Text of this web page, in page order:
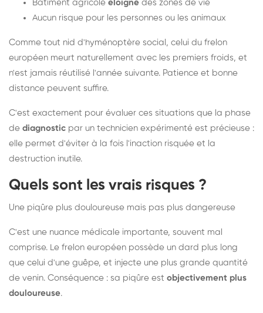
Bâtiment agricole éloigné des zones de vie
Aucun risque pour les personnes ou les animaux
Comme tout nid d'hyménoptère social, celui du frelon
européen meurt naturellement avec les premiers froids, et
n'est jamais réutilisé l'année suivante. Patience et bonne
distance peuvent suffire.
C'est exactement pour évaluer ces situations que la phase
de diagnostic par un technicien expérimenté est précieuse :
elle permet d'éviter à la fois l'inaction risquée et la
destruction inutile.
Quels sont les vrais risques ?
Une piqûre plus douloureuse mais pas plus dangereuse
C'est une nuance médicale importante, souvent mal
comprise. Le frelon européen possède un dard plus long
que celui d'une guêpe, et injecte une plus grande quantité
de venin. Conséquence : sa piqûre est objectivement plus
douloureuse.